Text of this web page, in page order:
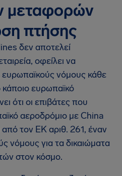
μεταφορών
πτήσης
δεν αποτελεί
οφείλει να
νόμους κάθε
ευρωπαϊκό
ότι οι επιβάτες που
αεροδρόμιο με China
τον ΕΚ αριθ. 261, έναν
νόμους για τα δικαιώματα
στον κόσμο.